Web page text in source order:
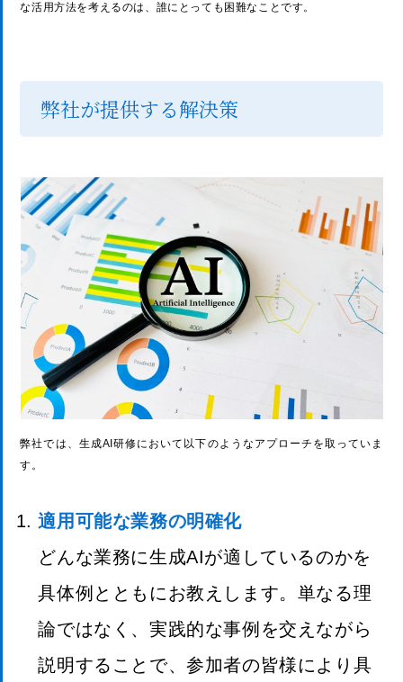
な活用方法を考えるのは、誰にとっても困難なことです。
弊社が提供する解決策
弊社では、生成AI研修において以下のようなアプローチを取っていま
す。
適用可能な業務の明確化
どんな業務に生成AIが適しているのかを
具体例とともにお教えします。単なる理
論ではなく、実践的な事例を交えながら
説明することで、参加者の皆様により具